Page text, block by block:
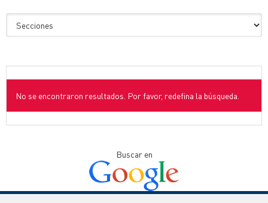
No se encontraron resultados. Por favor, redefina la búsqueda.
Buscar en